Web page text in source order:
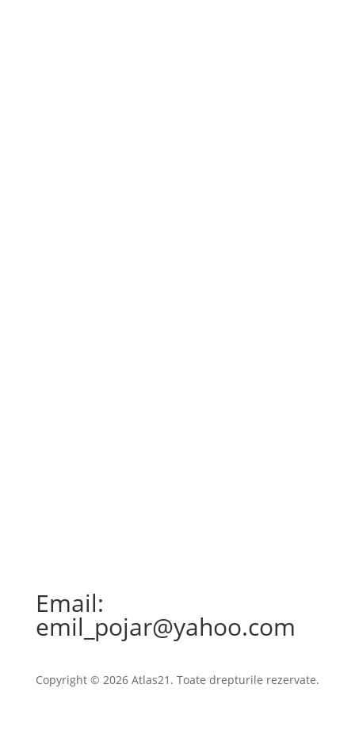
Email:
emil_pojar@yahoo.com
Copyright © 2026 Atlas21. Toate drepturile rezervate.